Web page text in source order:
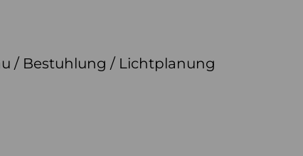
/ Bestuhlung / Lichtplanung